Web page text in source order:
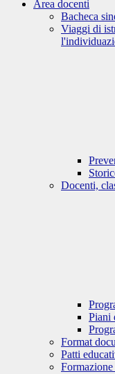
Area docenti
Bacheca
Viaggi di
Docenti,
Piani
Format
Patti